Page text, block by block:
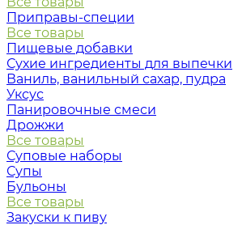
Приправы-специи
Все товары
Пищевые добавки
Сухие ингредиенты для выпечки
Ваниль, ванильный сахар, пудра
Уксус
Панировочные смеси
Дрожжи
Все товары
Суповые наборы
Супы
Бульоны
Все товары
Закуски к пиву